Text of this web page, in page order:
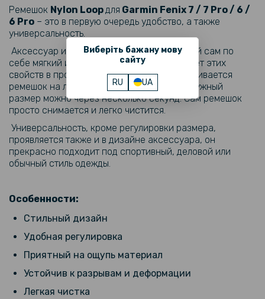
Виберіть бажану мову
сайту
RU UA
Противоударная гидрогелевая пленка Hydrogel Film для Garmin
Fenix 7S 42 mm (6 шт), Transparent
479 грн
599 грн
Ремешок Silicone Army для Garmin Fenix Fenix 7X / 6X / 6X Pro /
Tactix 7 / Quatix 7X 26mm
139 грн
Противоударное защитное стекло SoftGlass Full Cover PMMA для
Garmin Fenix 7, Black
263 грн
329 грн
USB кабель зарядки для Garmin Forerunner 245 / 935 / 945 Fenix 5
Ремешок Nylon Loop​для Garmin Fenix 7 / 7 Pro / 6 /
6 Pro​ – это в первую очередь удобство, а также
универсальность.
Аксессуар изготовлен из нейлона, который сам по
себе мягкий и прочный на ощупь и не теряет этих
свойств в процессе эксплуатации. Защелкивается
ремешок на липучку. Отрегулировать под нужный
размер можно через несколько секунд. Сам ремешок
просто снимается и легко чистится.
Универсальность, кроме регулировки размера,
проявляется также и в дизайне аксессуара, он
прекрасно подходит под спортивный, деловой или
обычный стиль одежды.
Особенности:
Стильный дизайн
Удобная регулировка
Приятный на ощупь материал
Устойчив к разрывам и деформации
Легкая чистка